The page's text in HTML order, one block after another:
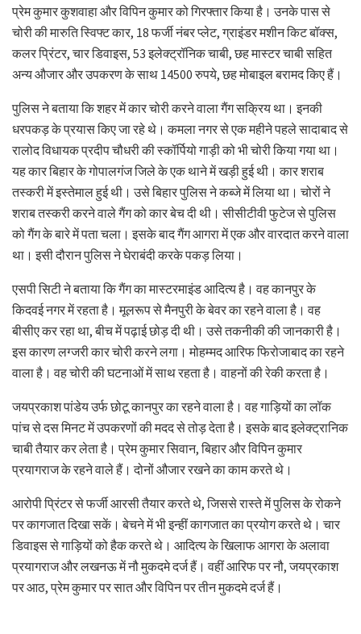
प्रेम कुमार कुशवाहा और विपिन कुमार को गिरफ्तार किया है। उनके पास से
चोरी की मारुति स्विफ्ट कार, 18 फर्जी नंबर प्लेट, ग्राइंडर मशीन किट बॉक्स,
कलर प्रिंटर, चार डिवाइस, 53 इलेक्ट्रॉनिक चाबी, छह मास्टर चाबी सहित
अन्य औजार और उपकरण के साथ 14500 रुपये, छह मोबाइल बरामद किए हैं।
पुलिस ने बताया कि शहर में कार चोरी करने वाला गैंग सक्रिय था। इनकी
धरपकड़ के प्रयास किए जा रहे थे। कमला नगर से एक महीने पहले सादाबाद से
रालोद विधायक प्रदीप चौधरी की स्कॉर्पियो गाड़ी को भी चोरी किया गया था।
यह कार बिहार के गोपालगंज जिले के एक थाने में खड़ी हुई थी। कार शराब
तस्करी में इस्तेमाल हुई थी। उसे बिहार पुलिस ने कब्जे में लिया था। चोरों ने
शराब तस्करी करने वाले गैंग को कार बेच दी थी। सीसीटीवी फुटेज से पुलिस
को गैंग के बारे में पता चला। इसके बाद गैंग आगरा में एक और वारदात करने वाला
था। इसी दौरान पुलिस ने घेराबंदी करके पकड़ लिया।
एसपी सिटी ने बताया कि गैंग का मास्टरमाइंड आदित्य है। वह कानपुर के
किदवई नगर में रहता है। मूलरूप से मैनपुरी के बेवर का रहने वाला है। वह
बीसीए कर रहा था, बीच में पढ़ाई छोड़ दी थी। उसे तकनीकी की जानकारी है।
इस कारण लग्जरी कार चोरी करने लगा। मोहम्मद आरिफ फिरोजाबाद का रहने
वाला है। वह चोरी की घटनाओं में साथ रहता है। वाहनों की रेकी करता है।
जयप्रकाश पांडेय उर्फ छोटू कानपुर का रहने वाला है। वह गाड़ियों का लॉक
पांच से दस मिनट में उपकरणों की मदद से तोड़ देता है। इसके बाद इलेक्ट्रानिक
चाबी तैयार कर लेता है। प्रेम कुमार सिवान, बिहार और विपिन कुमार
प्रयागराज के रहने वाले हैं। दोनों औजार रखने का काम करते थे।
आरोपी प्रिंटर से फर्जी आरसी तैयार करते थे, जिससे रास्ते में पुलिस के रोकने
पर कागजात दिखा सकें। बेचने में भी इन्हीं कागजात का प्रयोग करते थे। चार
डिवाइस से गाड़ियों को हैक करते थे। आदित्य के खिलाफ आगरा के अलावा
प्रयागराज और लखनऊ में नौ मुकदमे दर्ज हैं। वहीं आरिफ पर नौ, जयप्रकाश
पर आठ, प्रेम कुमार पर सात और विपिन पर तीन मुकदमे दर्ज हैं।